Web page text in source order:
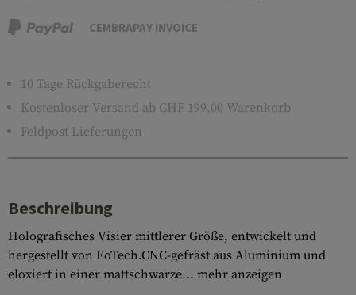
CEMBRAPAY INVOICE
10 Tage Rückgaberecht
Kostenloser Versand ab CHF 199.00 Warenkorb
Feldpost Lieferungen
Beschreibung
Holografisches Visier mittlerer Größe, entwickelt und
hergestellt von EoTech.CNC-gefräst aus Aluminium und
eloxiert in einer mattschwarze... mehr anzeigen